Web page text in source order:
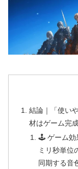
結論｜「使い
材はゲーム完
🕹️ ゲーム効
ミリ秒単位
同期する音